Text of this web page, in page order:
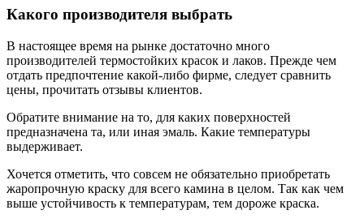
Какого производителя выбрать
В настоящее время на рынке достаточно много
производителей термостойких красок и лаков. Прежде чем
отдать предпочтение какой-либо фирме, следует сравнить
цены, прочитать отзывы клиентов.
Обратите внимание на то, для каких поверхностей
предназначена та, или иная эмаль. Какие температуры
выдерживает.
Хочется отметить, что совсем не обязательно приобретать
жаропрочную краску для всего камина в целом. Так как чем
выше устойчивость к температурам, тем дороже краска.